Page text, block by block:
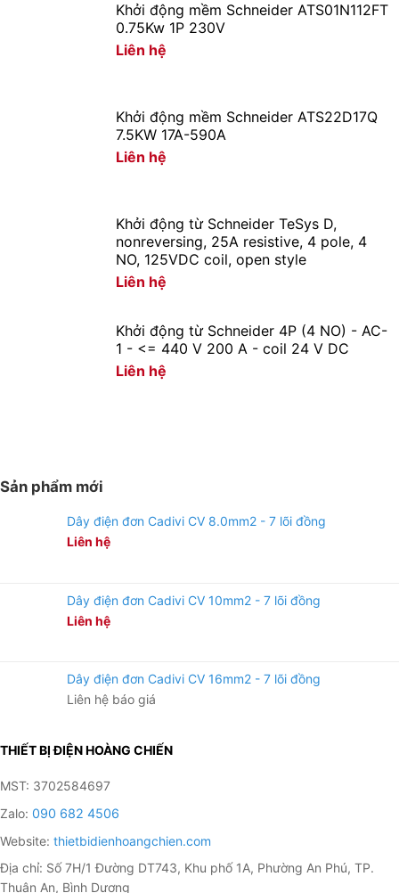
Khởi động mềm Schneider ATS01N112FT
0.75Kw 1P 230V
Liên hệ
Khởi động mềm Schneider ATS22D17Q
7.5KW 17A-590A
Liên hệ
Khởi động từ Schneider TeSys D,
nonreversing, 25A resistive, 4 pole, 4
NO, 125VDC coil, open style
Liên hệ
Khởi động từ Schneider 4P (4 NO) - AC-
1 - <= 440 V 200 A - coil 24 V DC
Liên hệ
Sản phẩm mới
Dây điện đơn Cadivi CV 8.0mm2 - 7 lõi đồng
Liên hệ
Dây điện đơn Cadivi CV 10mm2 - 7 lõi đồng
Liên hệ
Dây điện đơn Cadivi CV 16mm2 - 7 lõi đồng
Liên hệ báo giá
THIẾT BỊ ĐIỆN HOÀNG CHIẾN
MST: 3702584697
Zalo: 090 682 4506
Website: thietbidienhoangchien.com
Địa chỉ: Số 7H/1 Đường DT743, Khu phố 1A, Phường An Phú, TP.
Thuận An, Bình Dương